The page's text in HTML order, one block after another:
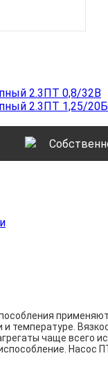
2.3ПТ 0,8/32В
2.3ПТ 1,25/20Б
температуре.
чаще всего
Насос